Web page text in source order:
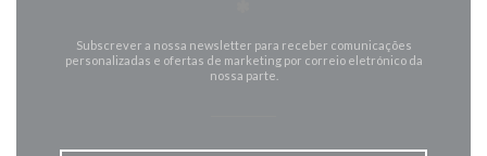
Subscrever a nossa newsletter para receber comunicações
personalizadas e ofertas de marketing por correio eletrónico da
nossa parte.